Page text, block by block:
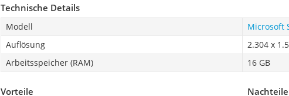
Technische Details
Modell
Microsoft
Auflösung
2.304 x
Arbeitsspeicher (RAM)
16 GB
Vorteile Nachteile